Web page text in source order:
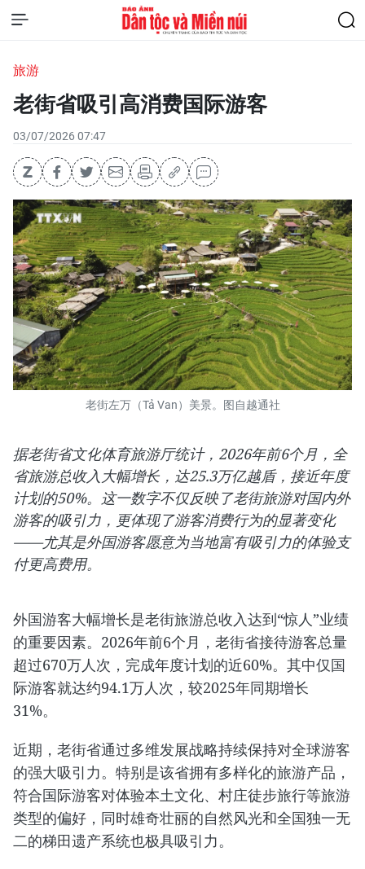
旅游
老街省吸引高消费国际游客
03/07/2026 07:47
老街左万（Tả Van）美景。图自越通社
据老街省文化体育旅游厅统计，2026年前6个月，全
省旅游总收入大幅增长，达25.3万亿越盾，接近年度
计划的50%。这一数字不仅反映了老街旅游对国内外
游客的吸引力，更体现了游客消费行为的显著变化
——尤其是外国游客愿意为当地富有吸引力的体验支
付更高费用。
外国游客大幅增长是老街旅游总收入达到“惊人”业绩
的重要因素。2026年前6个月，老街省接待游客总量
超过670万人次，完成年度计划的近60%。其中仅国
际游客就达约94.1万人次，较2025年同期增长
31%。
近期，老街省通过多维发展战略持续保持对全球游客
的强大吸引力。特别是该省拥有多样化的旅游产品，
符合国际游客对体验本土文化、村庄徒步旅行等旅游
类型的偏好，同时雄奇壮丽的自然风光和全国独一无
二的梯田遗产系统也极具吸引力。